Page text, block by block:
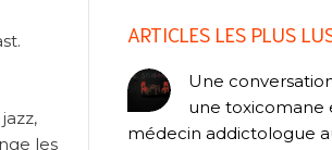
les
ARTICLES LES PLUS
Une
une toxicomane
médecin addictologue